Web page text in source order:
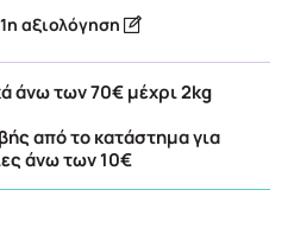
αξιολόγηση
άνω των 70€ μέχρι 2kg
από το κατάστημα για
άνω των 10€